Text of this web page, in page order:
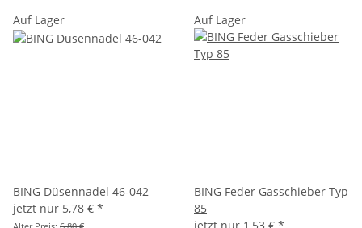
Auf Lager
BING Düsennadel 46-042
jetzt nur 5,78 € *
Auf Lager
BING Feder Gasschieber Typ
85